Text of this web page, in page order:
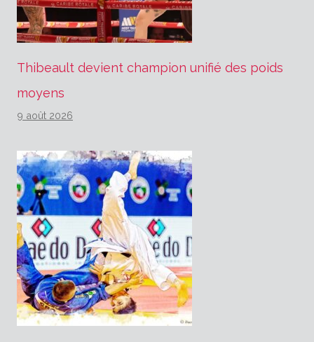
Thibeault devient champion unifié des poids
moyens
9 août 2026